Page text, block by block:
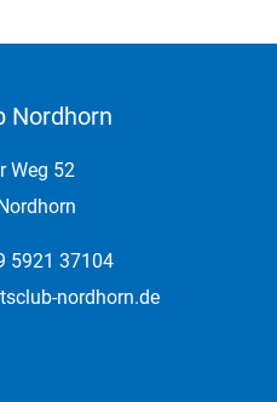
Nordhorn
Weg 52
5921 37104
nordhorn.de